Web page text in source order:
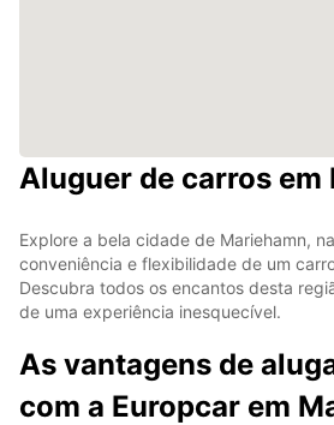
Aluguer de carros em
Explore a bela cidade de Mariehamn,
conveniência e flexibilidade de um
Descubra todos os encantos desta
de uma experiência inesquecível.
As vantagens de
com a Europcar em